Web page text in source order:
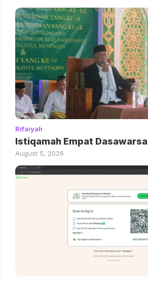
Rifaiyah
Istiqamah Empat Dasawarsa
August 5, 2026